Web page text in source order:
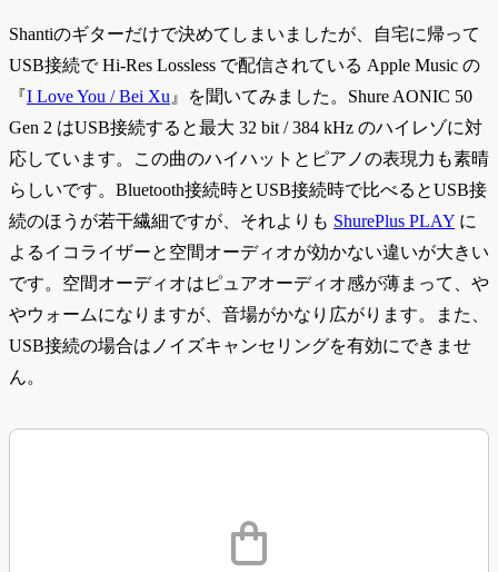
Shantiのギターだけで決めてしまいましたが、自宅に帰って
USB接続で Hi-Res Lossless で配信されている Apple Music の
『 I Love You / Bei Xu』を聞いてみました。Shure AONIC 50
Gen 2 はUSB接続すると最大 32 bit / 384 kHz のハイレゾに対
応しています。この曲のハイハットとピアノの表現力も素晴
らしいです。Bluetooth接続時とUSB接続時で比べるとUSB接
続のほうが若干繊細ですが、それよりも ShurePlus PLAY に
よるイコライザーと空間オーディオが効かない違いが大きい
です。空間オーディオはピュアオーディオ感が薄まって、や
やウォームになりますが、音場がかなり広がります。また、
USB接続の場合はノイズキャンセリングを有効にできませ
ん。